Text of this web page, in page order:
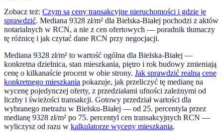
Zobacz też: Czym są ceny transakcyjne nieruchomości i gdzie je
sprawdzić. Mediana 9328 zł/m² dla Bielska-Białej pochodzi z aktów
notarialnych w RCN, a nie z cen ofertowych — poradnik tłumaczy
tę różnicę i jak czytać dane RCN przy negocjacji.
Mediana 9328 zł/m² to wartość ogólna dla Bielska-Białej —
konkretna dzielnica, stan mieszkania, piętro i rok budowy zmieniają
cenę o kilkanaście procent w obie strony. Jak sprawdzić realną cenę
konkretnego mieszkania pokazuje, jak przeliczyć tę medianę na
wycenę pojedynczej oferty, z przedziałami ufności zależnymi od
liczby i świeżości transakcji. Gotowy przedział wartości dla
wybranego metrażu w Bielsku-Białej — od 25. percentyla przez
medianę 9328 zł/m² po 75. percentyl cen transakcyjnych RCN —
wyliczysz od razu w kalkulatorze wyceny mieszkania.